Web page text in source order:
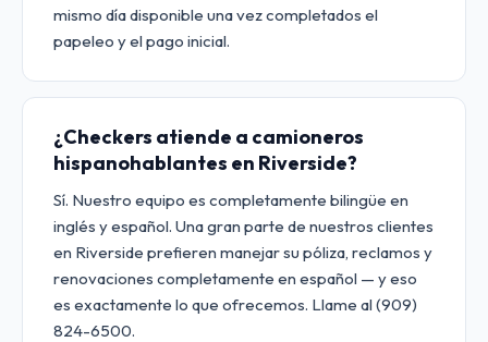
mismo día disponible una vez completados el
papeleo y el pago inicial.
¿Checkers atiende a camioneros
hispanohablantes en Riverside?
Sí. Nuestro equipo es completamente bilingüe en
inglés y español. Una gran parte de nuestros clientes
en Riverside prefieren manejar su póliza, reclamos y
renovaciones completamente en español — y eso
es exactamente lo que ofrecemos. Llame al (909)
824-6500.